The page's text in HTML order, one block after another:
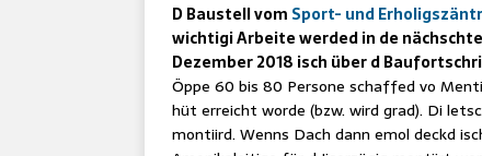
D Baustell vom Sport- und
wichtigi Arbeite werded in de
Dezember 2018 isch über d
Öppe 60 bis 80 Persone schaffed vo
hüt erreicht worde (bzw. wird grad). Di
montiird. Wenns Dach dann emol deckd